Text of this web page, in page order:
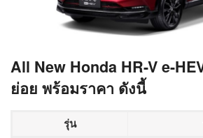
All New Honda HR-V e-
ย่อย พร้อมราคา ดังนี้
รุ่น